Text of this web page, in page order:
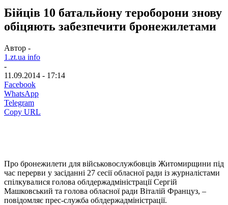
Бійців 10 батальйону тероборони знову
обіцяють забезпечити бронежилетами
Автор -
1.zt.ua info
-
11.09.2014 - 17:14
Facebook
WhatsApp
Telegram
Copy URL
Про бронежилети для військовослужбовців Житомирщини під
час перерви у засіданні 27 сесії обласної ради із журналістами
спілкувалися голова облдержадміністрації Сергій
Машковський та голова обласної ради Віталій Француз, –
повідомляє прес-служба облдержадміністрації.